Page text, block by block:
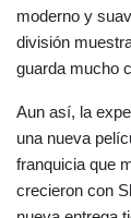
moderno y
división
guarda mucho
Aun así, la
una nueva
franquicia que
crecieron con